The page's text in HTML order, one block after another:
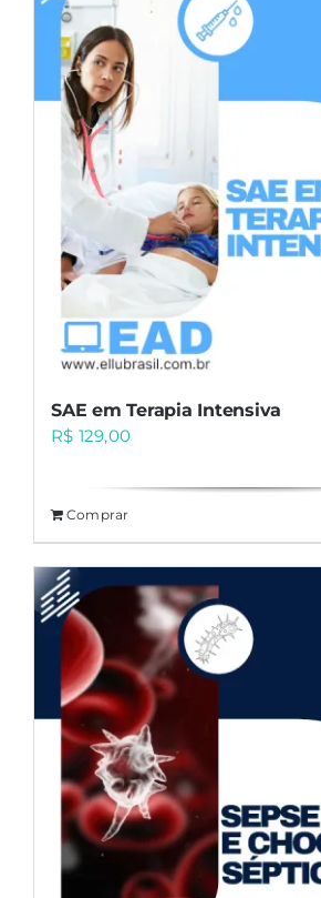
SAE em Terapia Intensiva
R$ 129,00
Comprar